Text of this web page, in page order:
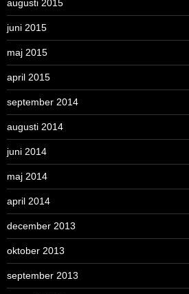
augusti 2015
juni 2015
maj 2015
april 2015
september 2014
augusti 2014
juni 2014
maj 2014
april 2014
december 2013
oktober 2013
september 2013